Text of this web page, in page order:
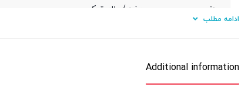
جنس
برنج / پلاستیک
ادامه مطلب
Additional information